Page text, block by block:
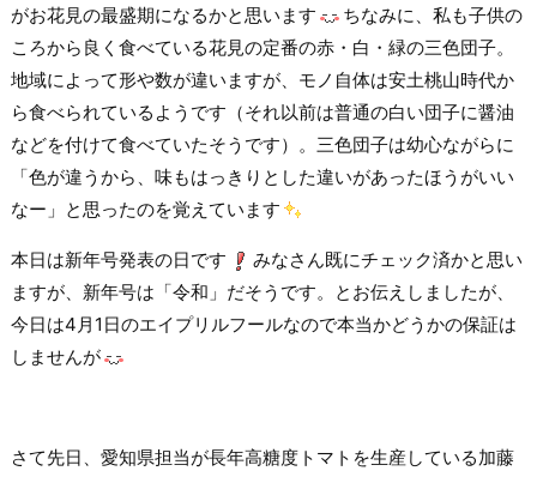
がお花見の最盛期になるかと思います
ちなみに、私も子供の
ころから良く食べている花見の定番の赤・白・緑の三色団子。
地域によって形や数が違いますが、モノ自体は安土桃山時代か
ら食べられているようです（それ以前は普通の白い団子に醤油
などを付けて食べていたそうです）。三色団子は幼心ながらに
「色が違うから、味もはっきりとした違いがあったほうがいい
なー」と思ったのを覚えています
本日は新年号発表の日です
みなさん既にチェック済かと思い
ますが、新年号は「令和」だそうです。とお伝えしましたが、
今日は4月1日のエイプリルフールなので本当かどうかの保証は
しませんが
さて先日、愛知県担当が長年高糖度トマトを生産している加藤